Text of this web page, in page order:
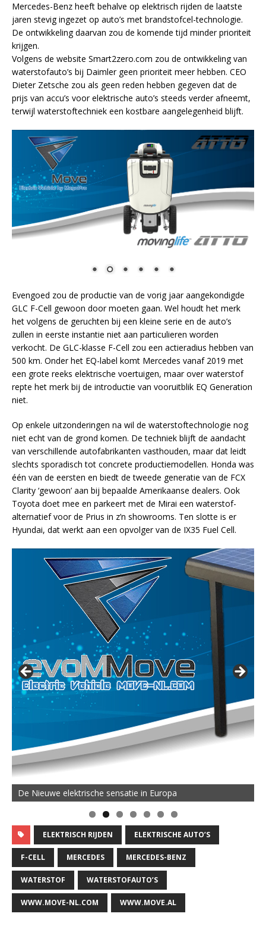
Mercedes-Benz heeft behalve op elektrisch rijden de laatste
jaren stevig ingezet op auto’s met brandstofcel-technologie.
De ontwikkeling daarvan zou de komende tijd minder prioriteit
krijgen.
Volgens de website Smart2zero.com zou de ontwikkeling van
waterstofauto’s bij Daimler geen prioriteit meer hebben. CEO
Dieter Zetsche zou als geen reden hebben gegeven dat de
prijs van accu’s voor elektrische auto’s steeds verder afneemt,
terwijl waterstoftechniek een kostbare aangelegenheid blijft.
Evengoed zou de productie van de vorig jaar aangekondigde
GLC F-Cell gewoon door moeten gaan. Wel houdt het merk
het volgens de geruchten bij een kleine serie en de auto’s
zullen in eerste instantie niet aan particulieren worden
verkocht. De GLC-klasse F-Cell zou een actieradius hebben van
500 km. Onder het EQ-label komt Mercedes vanaf 2019 met
een grote reeks elektrische voertuigen, maar over waterstof
repte het merk bij de introductie van vooruitblik EQ Generation
niet.
Op enkele uitzonderingen na wil de waterstoftechnologie nog
niet echt van de grond komen. De techniek blijft de aandacht
van verschillende autofabrikanten vasthouden, maar dat leidt
slechts sporadisch tot concrete productiemodellen. Honda was
één van de eersten en biedt de tweede generatie van de FCX
Clarity ‘gewoon’ aan bij bepaalde Amerikaanse dealers. Ook
Toyota doet mee en parkeert met de Mirai een waterstof-
alternatief voor de Prius in z’n showrooms. Ten slotte is er
Hyundai, dat werkt aan een opvolger van de IX35 Fuel Cell.
De Nieuwe elektrische sensatie in Europa
ELEKTRISCH RIJDEN ELEKTRISCHE AUTO’S
F-CELL MERCEDES MERCEDES-BENZ
WATERSTOF WATERSTOFAUTO’S
WWW.MOVE-NL.COM WWW.MOVE.AL